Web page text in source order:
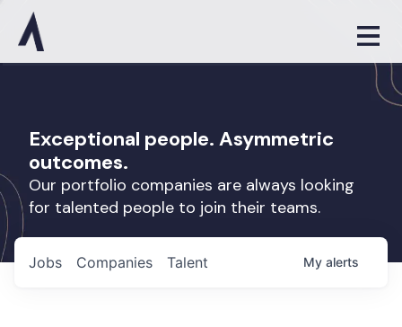
Exceptional people. Asymmetric
outcomes.
Our portfolio companies are always looking
for talented people to join their teams.
Jobs Companies Talent My alerts